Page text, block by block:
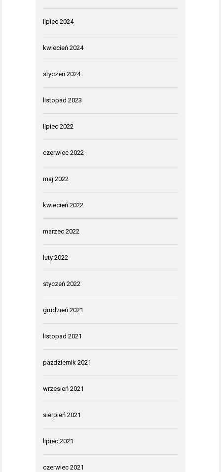
lipiec 2024
kwiecień 2024
styczeń 2024
listopad 2023
lipiec 2022
czerwiec 2022
maj 2022
kwiecień 2022
marzec 2022
luty 2022
styczeń 2022
grudzień 2021
listopad 2021
październik 2021
wrzesień 2021
sierpień 2021
lipiec 2021
czerwiec 2021